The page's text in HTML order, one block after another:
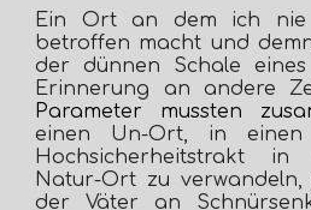
Ein Ort an dem ich
betroffen macht und
der dünnen Schale
Erinnerung an andere
Parameter mussten
einen Un-Ort, in einen
Hochsicherheitstrakt
Natur-Ort zu verwandeln,
der Väter an